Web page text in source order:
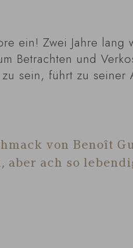
ein! Zwei Jahre lang
Betrachten und
sein, führt zu seiner
von Benoît
ach so